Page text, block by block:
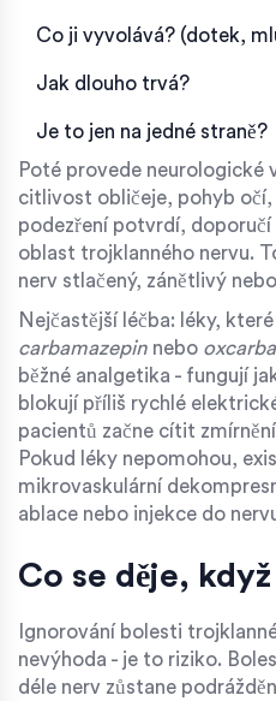
Co ji vyvolává? (dotek,
Jak dlouho trvá?
Je to jen na jedné straně?
Poté provede neurologické
citlivost obličeje, pohyb očí,
podezření potvrdí, doporučí
oblast trojklanného nervu.
nerv stlačený, zánětlivý
Nejčastější léčba: léky,
carbamazepin nebo
běžné analgetika - fungují
blokují příliš rychlé
pacientů začne cítit
Pokud léky nepomohou,
mikrovaskulární
ablace nebo injekce do
Co se děje,
Ignorování bolesti
nevýhoda - je to riziko.
déle nerv zůstane